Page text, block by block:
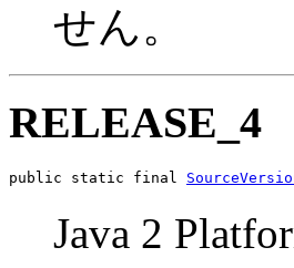
せん。
RELEASE_4
public static final
Java 2